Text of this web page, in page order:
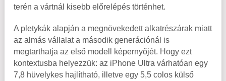
terén a vártnál kisebb előrelépés történhet.
A pletykák alapján a megnövekedett alkatrészárak miatt
az almás vállalat a második generációnál is
megtarthatja az első modell képernyőjét. Hogy ezt
kontextusba helyezzük: az iPhone Ultra várhatóan egy
7,8 hüvelykes hajlítható, illetve egy 5,5 colos külső